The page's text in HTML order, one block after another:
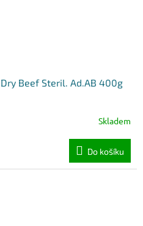
Beef Steril. Ad.AB 400g
Skladem
Do košíku